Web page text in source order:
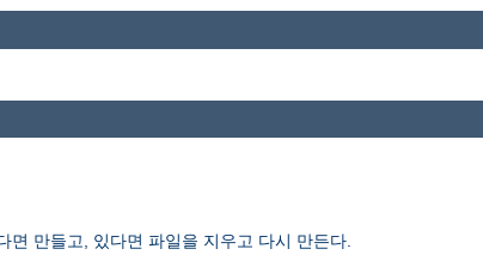
면 만들고, 있다면 파일을 지우고 다시 만든다.